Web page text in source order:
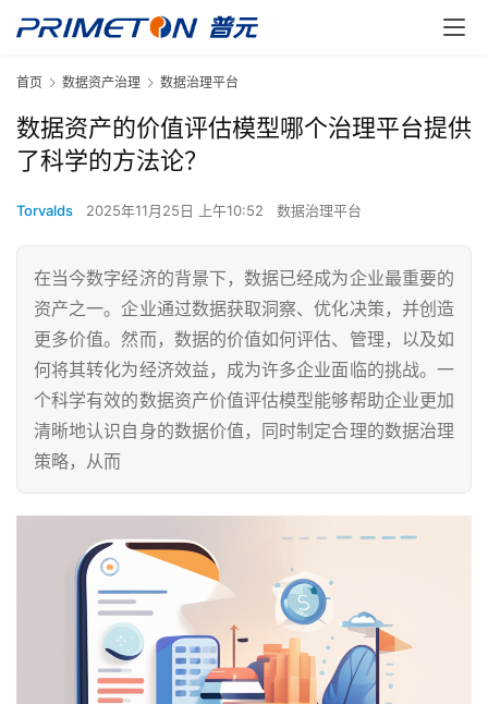
首页 数据资产治理 数据治理平台
数据资产的价值评估模型哪个治理平台提供
了科学的方法论？
Torvalds 2025年11月25日 上午10:52 数据治理平台
在当今数字经济的背景下，数据已经成为企业最重要的
资产之一。企业通过数据获取洞察、优化决策，并创造
更多价值。然而，数据的价值如何评估、管理，以及如
何将其转化为经济效益，成为许多企业面临的挑战。一
个科学有效的数据资产价值评估模型能够帮助企业更加
清晰地认识自身的数据价值，同时制定合理的数据治理
策略，从而